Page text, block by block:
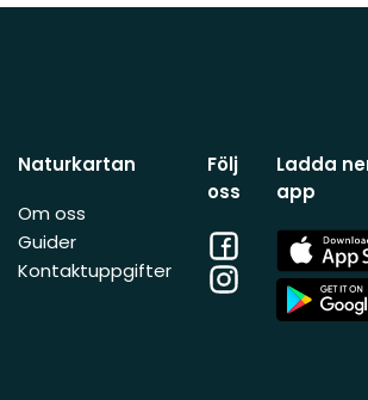
Naturkartan
Om oss
Guider
Kontaktuppgifter
Följ
oss
Facebook
Instagram
Ladda
app
App
Store
App
Store